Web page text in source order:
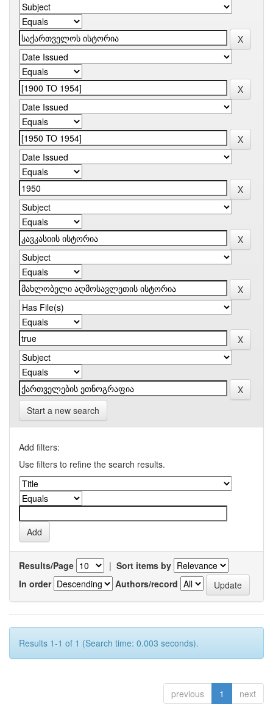
Start a new search
Add filters:
Use filters to refine the search results.
Results/Page | Sort items by
In order
Authors/record
Results 1-1 of 1 (Search time: 0.003 seconds).
previous 1 next